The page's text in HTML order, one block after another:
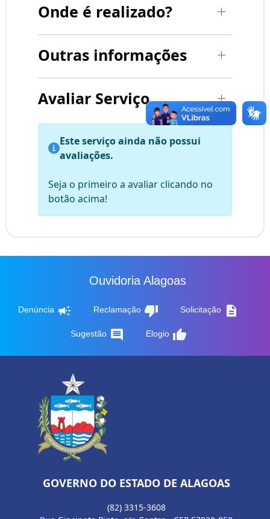
Onde é realizado?
Outras informações
Avaliar Serviço
Este serviço ainda não possui
avaliações.
Seja o primeiro a avaliar clicando no
botão acima!
Ouvidoria Alagoas
Denúncia campaign Reclamação thumb_down Solicitação description
Sugestão comment Elogio thumb_up
GOVERNO DO ESTADO DE ALAGOAS
(82) 3315-3608